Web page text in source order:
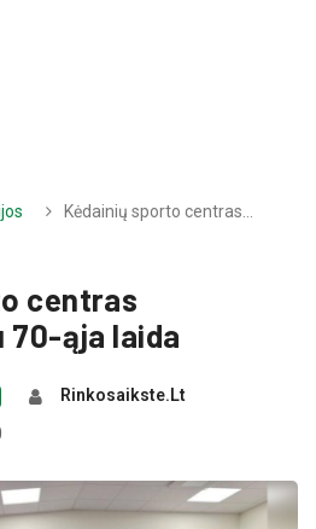
Kėdainių sporto centras…
centras
70-ąja laida
Rinkosaikste.lt